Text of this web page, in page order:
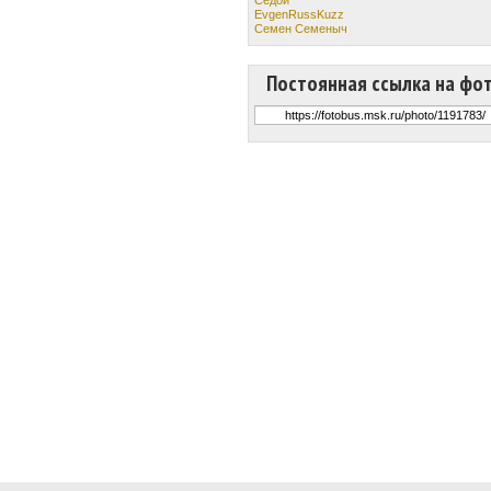
EvgenRussKuzz
Семен Семеныч
Постоянная ссылка на